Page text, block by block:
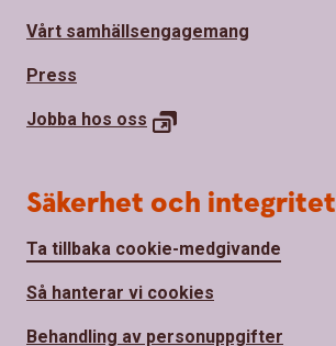
Vårt samhällsengagemang
Press
Jobba hos oss
Säkerhet och integritet
Ta tillbaka cookie-medgivande
Så hanterar vi cookies
Behandling av personuppgifter